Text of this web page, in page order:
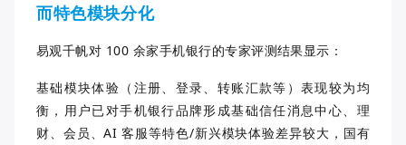
而特色模块分化
易观千帆对 100 余家手机银行的专家评测结果显示：
基础模块体验（注册、登录、转账汇款等）表现较为均
衡，用户已对手机银行品牌形成基础信任消息中心、理
财、会员、AI 客服等特色/新兴模块体验差异较大，国有